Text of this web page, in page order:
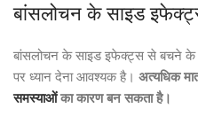
बांसलोचन के साइड
बांसलोचन के साइड इफेक्ट्स से बचने के
पर ध्यान देना आवश्यक है। अत्यधिक
समस्याओंका कारण बन सकता है।